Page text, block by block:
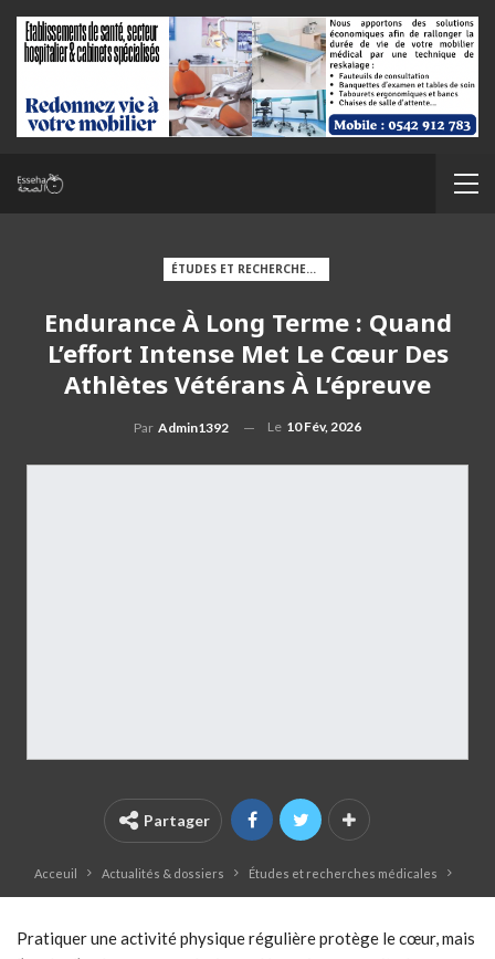
ÉTUDES ET RECHERCHES MÉDICALES
Endurance À Long Terme : Quand
L’effort Intense Met Le Cœur Des
Athlètes Vétérans À L’épreuve
Par Admin1392 Le 10 Fév, 2026
Partager
Acceuil Actualités & dossiers Études et recherches médicales
Pratiquer une activité physique régulière protège le cœur, mais